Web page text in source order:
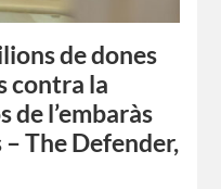
de dones
contra la
de l’embaràs
The Defender,